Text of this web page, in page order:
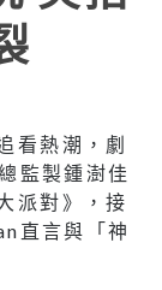
看熱潮，劇
監製鍾澍佳
派對》，接
直言與「神